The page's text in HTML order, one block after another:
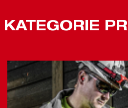
KATEGORIE